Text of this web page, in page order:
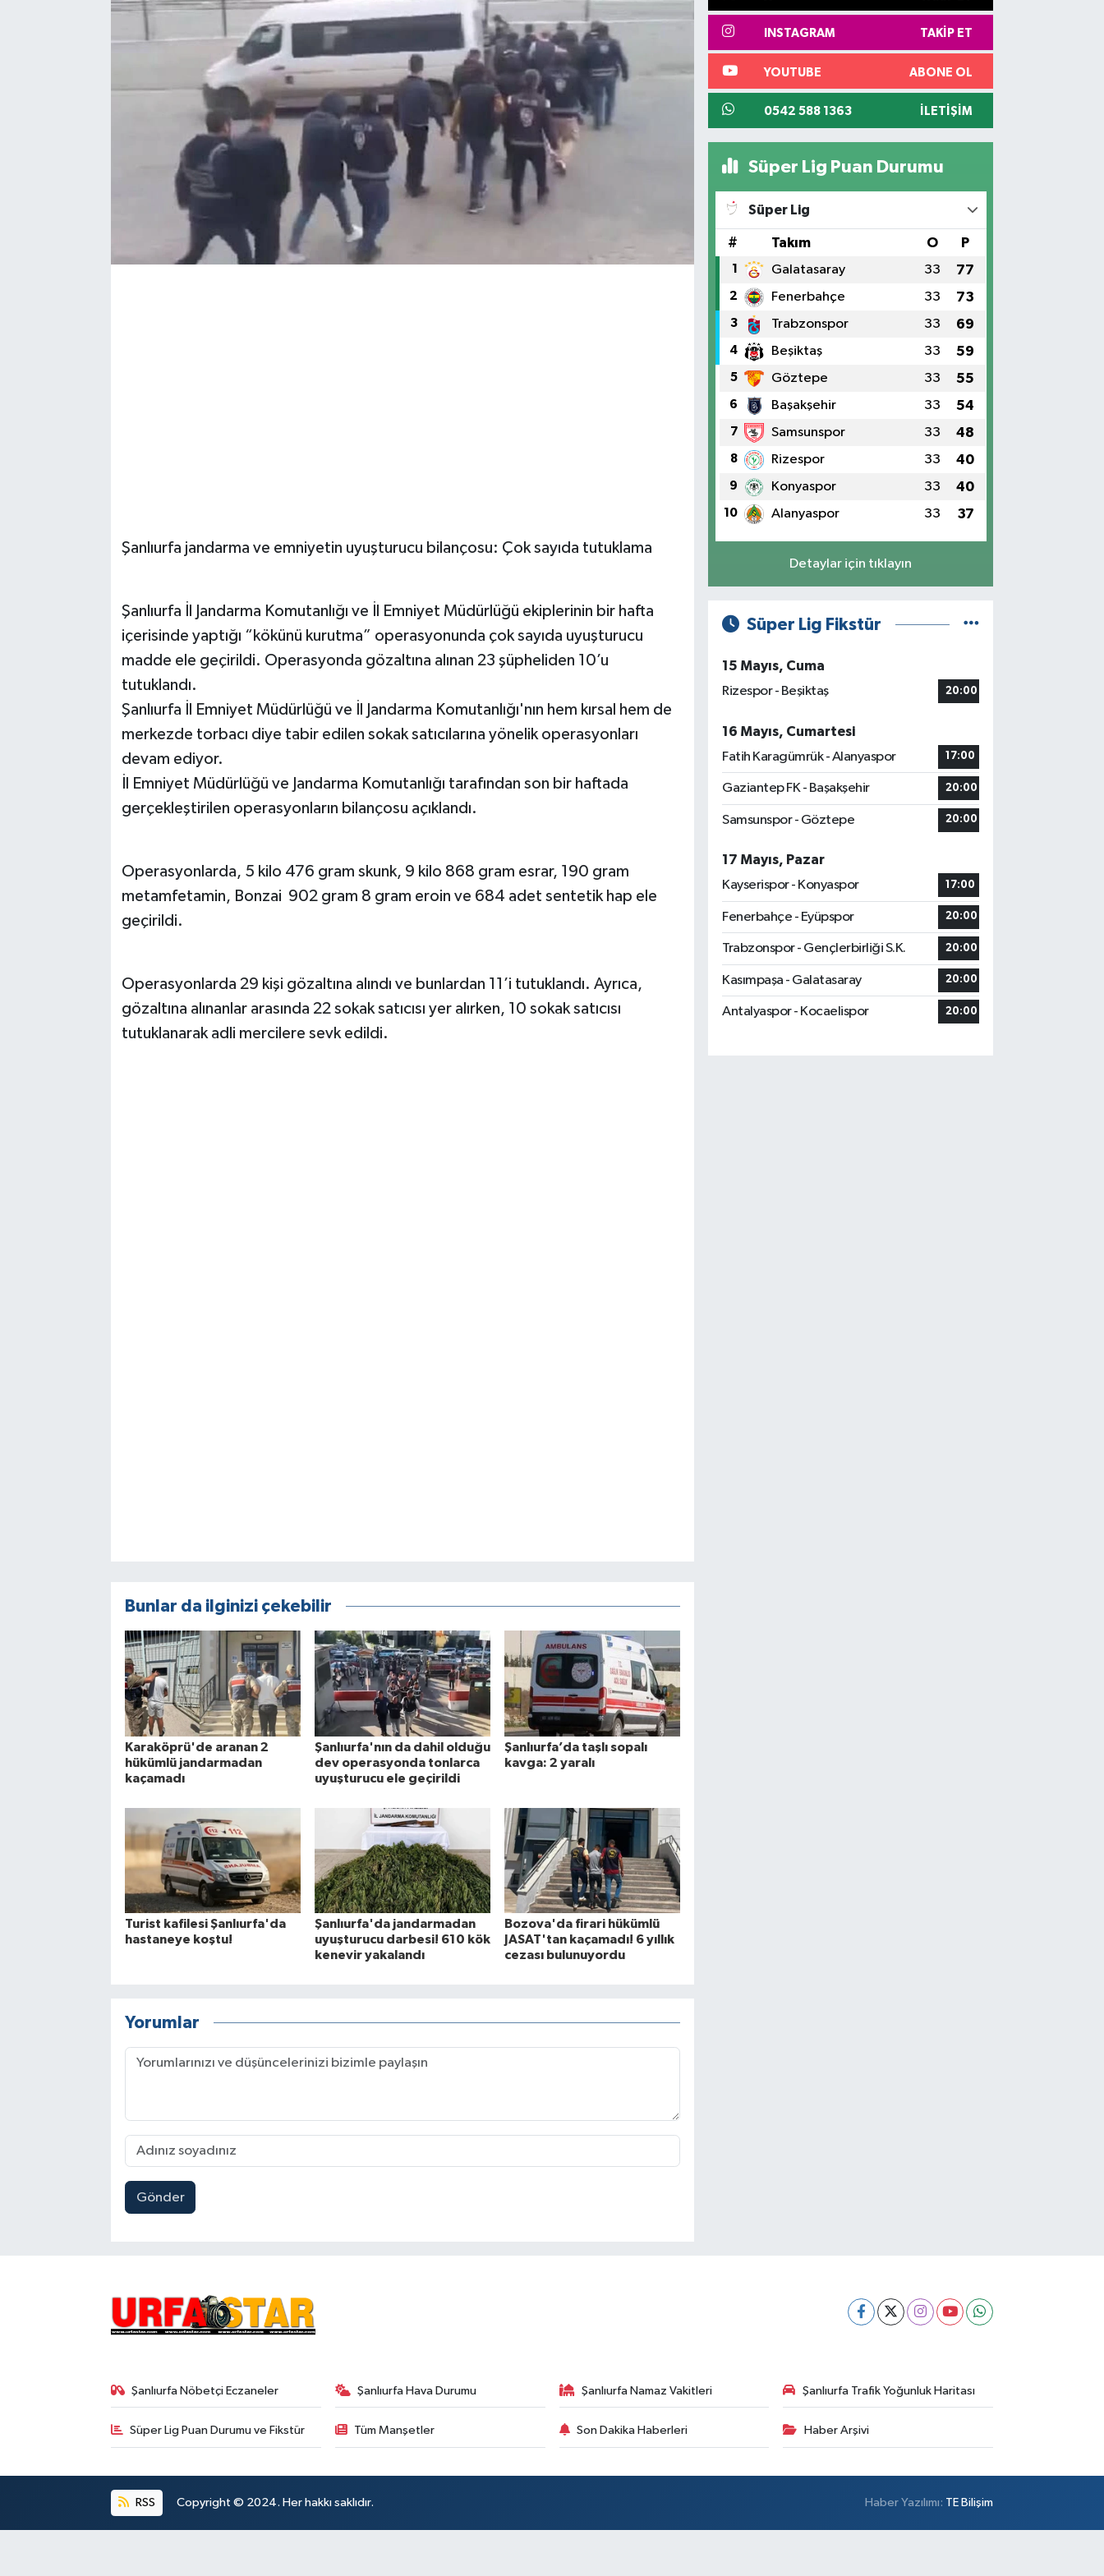
Şanlıurfa jandarma ve emniyetin uyuşturucu bilançosu: Çok sayıda tutuklama
Şanlıurfa İl Jandarma Komutanlığı ve İl Emniyet Müdürlüğü ekiplerinin bir hafta
içerisinde yaptığı “kökünü kurutma” operasyonunda çok sayıda uyuşturucu
madde ele geçirildi. Operasyonda gözaltına alınan 23 şüpheliden 10’u
tutuklandı.
Şanlıurfa İl Emniyet Müdürlüğü ve İl Jandarma Komutanlığı'nın hem kırsal hem de
merkezde torbacı diye tabir edilen sokak satıcılarına yönelik operasyonları
devam ediyor.
İl Emniyet Müdürlüğü ve Jandarma Komutanlığı tarafından son bir haftada
gerçekleştirilen operasyonların bilançosu açıklandı.
Operasyonlarda, 5 kilo 476 gram skunk, 9 kilo 868 gram esrar, 190 gram
metamfetamin, Bonzai 902 gram 8 gram eroin ve 684 adet sentetik hap ele
geçirildi.
Operasyonlarda 29 kişi gözaltına alındı ve bunlardan 11’i tutuklandı. Ayrıca,
gözaltına alınanlar arasında 22 sokak satıcısı yer alırken, 10 sokak satıcısı
tutuklanarak adli mercilere sevk edildi.
Bunlar da ilginizi çekebilir
Karaköprü'de aranan 2
hükümlü jandarmadan
kaçamadı
Şanlıurfa'nın da dahil olduğu
dev operasyonda tonlarca
uyuşturucu ele geçirildi
Şanlıurfa’da taşlı sopalı
kavga: 2 yaralı
Turist kafilesi Şanlıurfa'da
hastaneye koştu!
Şanlıurfa'da jandarmadan
uyuşturucu darbesi! 610 kök
kenevir yakalandı
Bozova'da firari hükümlü
JASAT'tan kaçamadı! 6 yıllık
cezası bulunuyordu
Yorumlar
Gönder
INSTAGRAM TAKIP ET
YOUTUBE ABONE OL
0542 588 1363 İLETIŞIM
Süper Lig Puan Durumu
Süper Lig
# Takım O P
1 Galatasaray 33 77
2 Fenerbahçe 33 73
3 Trabzonspor 33 69
4 Beşiktaş 33 59
5 Göztepe 33 55
6 Başakşehir 33 54
7 Samsunspor 33 48
8 Rizespor 33 40
9 Konyaspor 33 40
10 Alanyaspor 33 37
Detaylar için tıklayın
Süper Lig Fikstür
15 Mayıs, Cuma
Rizespor - Beşiktaş
20:00
16 Mayıs, Cumartesi
Fatih Karagümrük - Alanyaspor
17:00
Gaziantep FK - Başakşehir 20:00
Samsunspor - Göztepe 20:00
17 Mayıs, Pazar
Kayserispor - Konyaspor
17:00
Fenerbahçe - Eyüpspor 20:00
Trabzonspor - Gençlerbirliği S.K. 20:00
Kasımpaşa - Galatasaray 20:00
Antalyaspor - Kocaelispor 20:00
Şanlıurfa Nöbetçi Eczaneler Şanlıurfa Hava Durumu Şanlıurfa Namaz Vakitleri Şanlıurfa Trafik Yoğunluk Haritası
Süper Lig Puan Durumu ve Fikstür Tüm Manşetler Son Dakika Haberleri Haber Arşivi
RSS Copyright © 2024. Her hakkı saklıdır. Haber Yazılımı: TE Bilişim